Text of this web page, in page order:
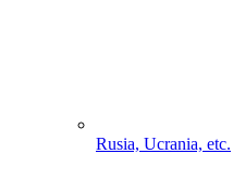
Rusia, Ucrania, etc.